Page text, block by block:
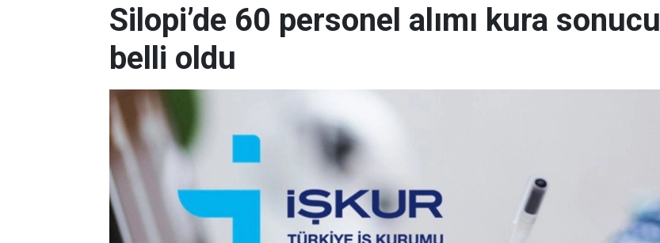
Silopi’de 60 personel alımı kura sonucu
belli oldu